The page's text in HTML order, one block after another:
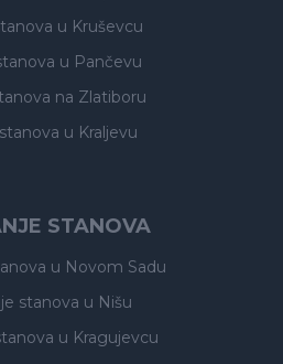
u Kruševcu
u Pančevu
na Zlatiboru
u Kraljevu
STANOVA
u Novom Sadu
stanova u Nišu
u Kragujevcu